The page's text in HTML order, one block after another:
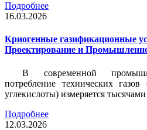
Подробнее
16.03.2026
Криогенные газификационные
Проектирование и
В современной
потребление технических газов
углекислоты) измеряется
Подробнее
12.03.2026